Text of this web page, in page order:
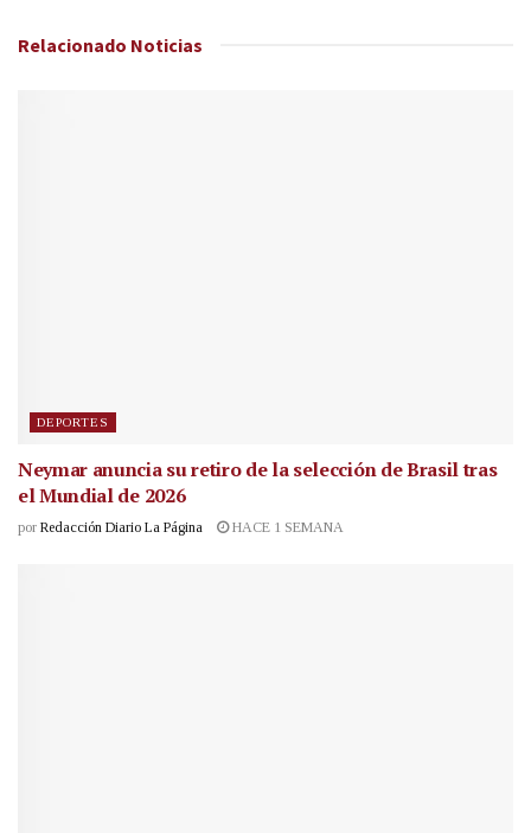
Relacionado Noticias
DEPORTES
Neymar anuncia su retiro de la selección de Brasil tras
el Mundial de 2026
por Redacción Diario La Página HACE 1 SEMANA